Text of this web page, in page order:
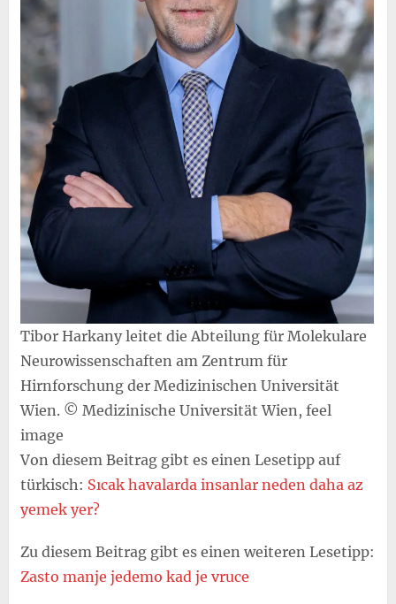
Tibor Harkany leitet die Abteilung für Molekulare
Neurowissenschaften am Zentrum für
Hirnforschung der Medizinischen Universität
Wien. © Medizinische Universität Wien, feel
image
Von diesem Beitrag gibt es einen Lesetipp auf
türkisch: Sıcak havalarda insanlar neden daha az
yemek yer?
Zu diesem Beitrag gibt es einen weiteren Lesetipp:
Zasto manje jedemo kad je vruce